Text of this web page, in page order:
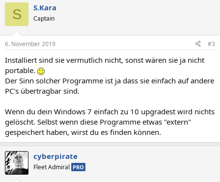
S S.Kara
Captain
6. November 2019 #3
Installiert sind sie vermutlich nicht, sonst wären sie ja nicht
portable.
Der Sinn solcher Programme ist ja dass sie einfach auf andere
PC's übertragbar sind.
Wenn du dein Windows 7 einfach zu 10 upgradest wird nichts
gelöscht. Selbst wenn diese Programme etwas "extern"
gespeichert haben, wirst du es finden können.
cyberpirate
Fleet Admiral PRO